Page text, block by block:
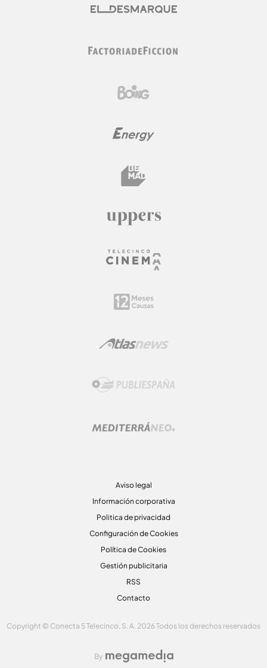
Aviso legal
Información corporativa
Politica de privacidad
Configuración de Cookies
Política de Cookies
Gestión publicitaria
RSS
Contacto
Copyright © Conecta 5 Telecinco, S. A. 2026 Todos los derechos reservados
By